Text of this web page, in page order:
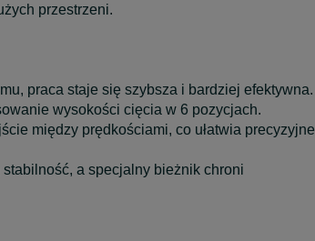
przestrzeni.
praca staje się szybsza i bardziej efektywna.
wysokości cięcia w 6 pozycjach.
między prędkościami, co ułatwia precyzyjne
stabilność, a specjalny bieżnik chroni